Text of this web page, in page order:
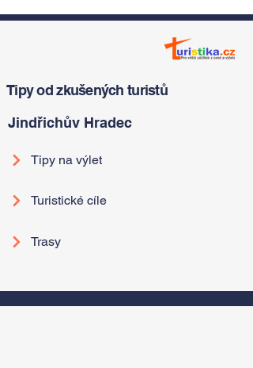
Tipy od zkušených turistů
Jindřichův Hradec
Tipy na výlet
Turistické cíle
Trasy